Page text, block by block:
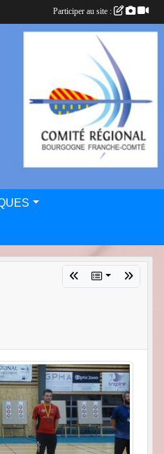
Participer au site :